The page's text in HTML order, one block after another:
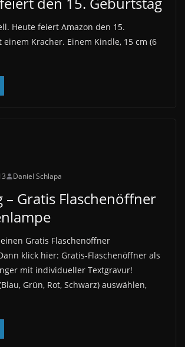
Heute feiert Amazon den 15.
einem Kracher. Einem Kindle, 15 cm (6
Daniel Schlapa
– Gratis Flaschenöffner
Gratis Flaschenöffner
klick hier: Gratis-Flaschenöffner als
mit individueller Textgravur!
Grün, Rot, Schwarz) auswählen,